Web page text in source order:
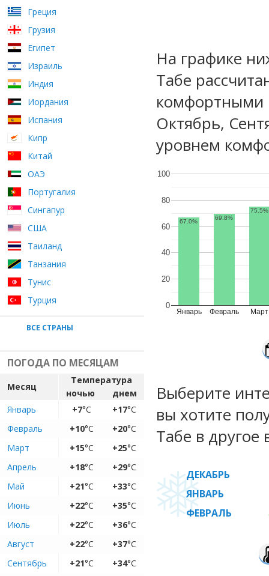
Греция
Грузия
Египет
Израиль
Индия
Иордания
Испания
Кипр
Китай
ОАЭ
Португалия
Сингапур
США
Таиланд
Танзания
Тунис
Турция
ВСЕ СТРАНЫ
ПОГОДА ПО МЕСЯЦАМ
Месяц
Температура
ночью
днем
Январь
+7°C +17°C
Февраль
+10°C +20°C
Март
+15°C +25°C
Апрель
+18°C +29°C
Май
+21°C +33°C
Июнь
+22°C +35°C
Июль
+22°C +36°C
Август
+22°C +37°C
Сентябрь
+21°C +34°C
На графике
Табе
комфортными
Октябрь,
уровнем
Январь Февраль Март
0
20
40
60
80
100
67.0%
69.8%
75.5%
Выберите
вы хотите
Табе в другое
ДЕКАБРЬ
ЯНВАРЬ
ФЕВРАЛЬ